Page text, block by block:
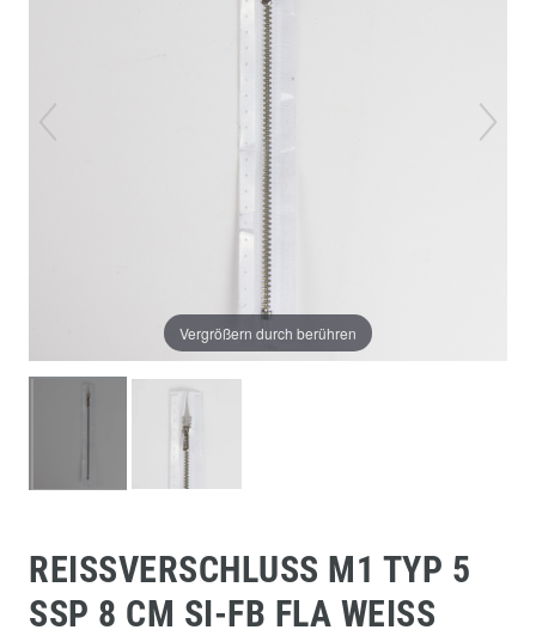
Vergrößern durch berühren
REISSVERSCHLUSS M1 TYP 5 S
SP 8 CM SI-FB FLA WEISS